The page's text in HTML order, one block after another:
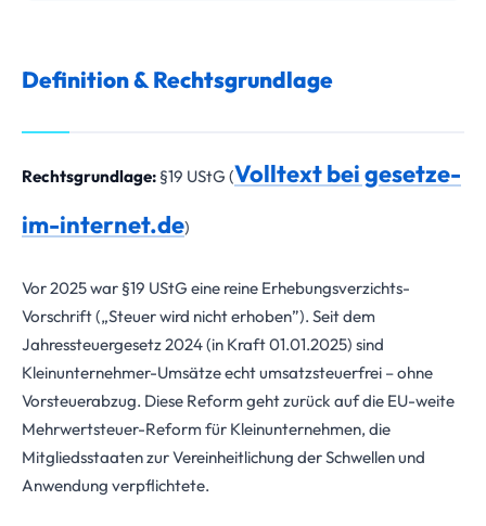
Definition & Rechtsgrundlage
Rechtsgrundlage: §19 UStG (Volltext bei gesetze-
im-internet.de)
Vor 2025 war §19 UStG eine reine Erhebungsverzichts-
Vorschrift („Steuer wird nicht erhoben”). Seit dem
Jahressteuergesetz 2024 (in Kraft 01.01.2025) sind
Kleinunternehmer-Umsätze echt umsatzsteuerfrei – ohne
Vorsteuerabzug. Diese Reform geht zurück auf die EU-weite
Mehrwertsteuer-Reform für Kleinunternehmen, die
Mitgliedsstaaten zur Vereinheitlichung der Schwellen und
Anwendung verpflichtete.